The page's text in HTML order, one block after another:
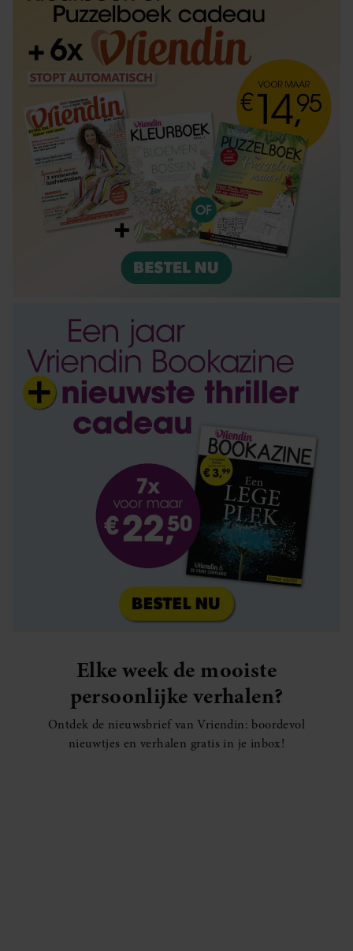
Elke week de mooiste
persoonlijke verhalen?
Ontdek de nieuwsbrief van Vriendin: boordevol
nieuwtjes en verhalen gratis in je inbox!